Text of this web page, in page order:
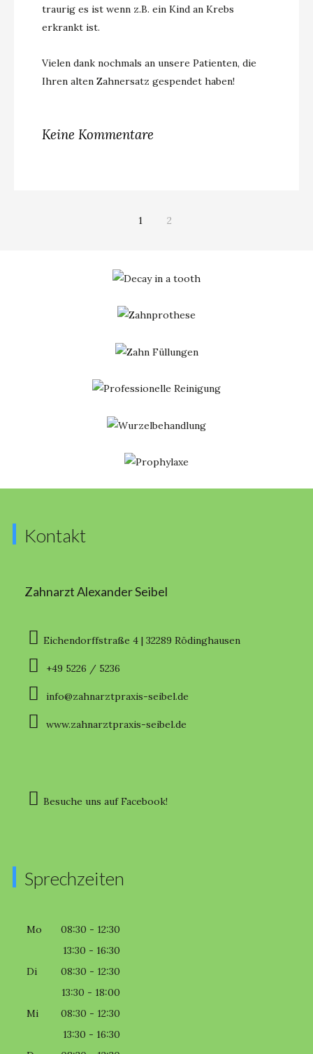
traurig es ist wenn z.B. ein Kind an Krebs
erkrankt ist.
Vielen dank nochmals an unsere Patienten, die
Ihren alten Zahnersatz gespendet haben!
Keine Kommentare
1 2
Kontakt
Zahnarzt Alexander Seibel
Eichendorffstraße 4 | 32289 Rödinghausen
+49 5226 / 5236
info@zahnarztpraxis-seibel.de
www.zahnarztpraxis-seibel.de
Besuche uns auf Facebook!
Sprechzeiten
Mo
08:30 - 12:30
13:30 - 16:30
Di
08:30 - 12:30
13:30 - 18:00
Mi
08:30 - 12:30
13:30 - 16:30